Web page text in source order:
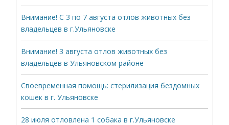
Внимание! С 3 по 7 августа отлов животных без
владельцев в г.Ульяновске
Внимание! 3 августа отлов животных без
владельцев в Ульяновском районе
Своевременная помощь: стерилизация бездомных
кошек в г. Ульяновске
28 июля отловлена 1 собака в г.Ульяновске